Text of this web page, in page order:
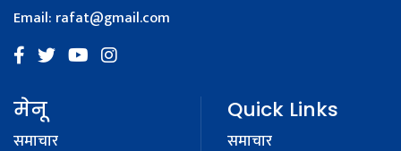
Email: rafat@gmail.com
मेनू
समाचार
Quick Links
समाचार